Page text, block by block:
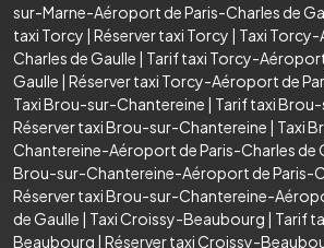
sur-Marne-Aéroport de Paris-Charles de
taxi Torcy | Réserver taxi Torcy | Taxi
Charles de Gaulle | Tarif taxi Torcy-
Gaulle | Réserver taxi Torcy-Aéroport de
Taxi Brou-sur-Chantereine | Tarif taxi
Réserver taxi Brou-sur-Chantereine | Taxi
Chantereine-Aéroport de Paris-Charles de
Brou-sur-Chantereine-Aéroport de Paris-
Réserver taxi Brou-sur-Chantereine-
de Gaulle | Taxi Croissy-Beaubourg | Tarif
Beaubourg | Réserver taxi Croissy-